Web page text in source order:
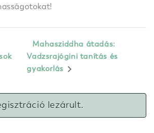
Mahasziddha átadás:
Vadzsrajógini tanítás és
gyakorlás
lezárult.